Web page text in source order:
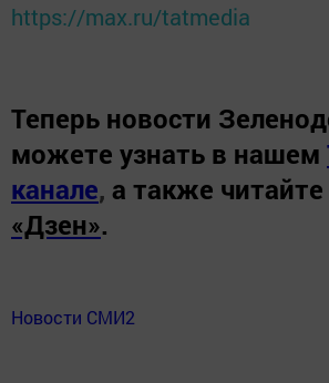
https://max.ru/tatmedia
Теперь новости
можете узнать в нашем
канале, а также читайте
«Дзен».
Новости СМИ2